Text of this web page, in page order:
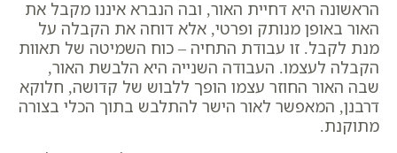
הראשונה היא דחיית האור, ובה הנברא איננו מקבל את
האור באופן מנותק ופרטי, אלא דוחה את הקבלה על
מנת לקבל. זו עבודת התחיה – כוח השמיטה של תאוות
הקבלה לעצמו. העבודה השנייה היא הלבשת האור,
שבה האור החוזר עצמו הופך ללבוש של קדושה, חלוקא
דרבנן, המאפשר לאור הישר להתלבש בתוך הכלי בצורה
מתוקנת.